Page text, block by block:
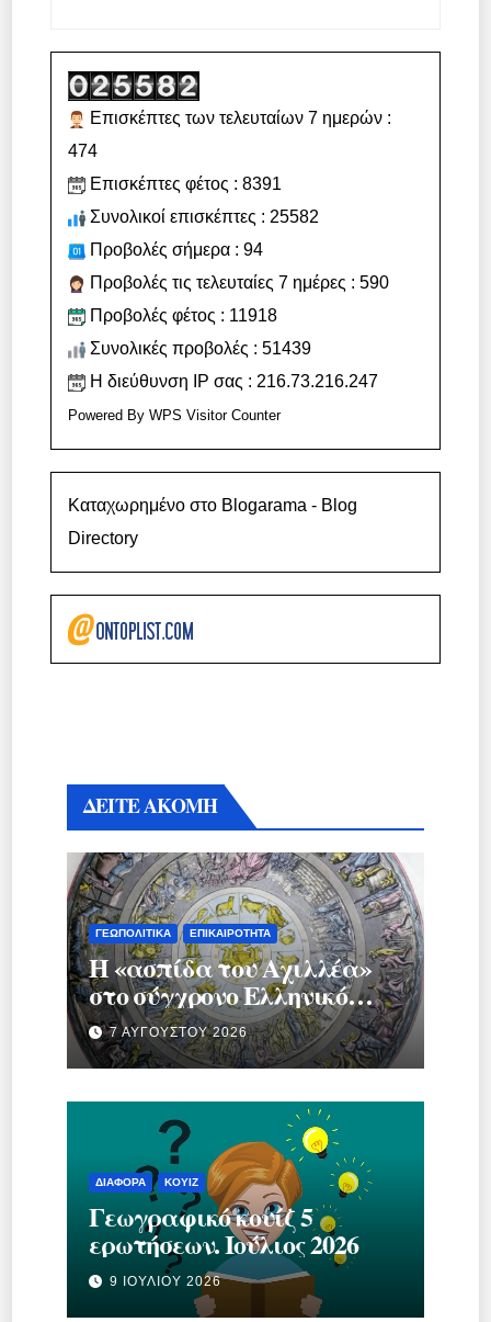
Επισκέπτες των τελευταίων 7 ημερών :
474
Επισκέπτες φέτος : 8391
Συνολικοί επισκέπτες : 25582
Προβολές σήμερα : 94
Προβολές τις τελευταίες 7 ημέρες : 590
Προβολές φέτος : 11918
Συνολικές προβολές : 51439
Η διεύθυνση IP σας : 216.73.216.247
Powered ByWPS Visitor Counter
Καταχωρημένο στο Blogarama - Blog
Directory
ΔΕΙΤΕ ΑΚΟΜΗ
ΓΕΩΠΟΛΙΤΙΚΆ ΕΠΙΚΑΙΡΌΤΗΤΑ
Η «ασπίδα του Αχιλλέα»
στο σύγχρονο Ελληνικό
κράτος.
7 ΑΥΓΟΎΣΤΟΥ 2026
ΔΙΆΦΟΡΑ ΚΟΥΊΖ
Γεωγραφικό κουίζ 5
ερωτήσεων. Ιούλιος 2026
9 ΙΟΥΛΊΟΥ 2026